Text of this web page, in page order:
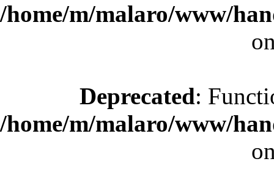
/home/m/malaro/www/
Deprecated:
/home/m/malaro/www/